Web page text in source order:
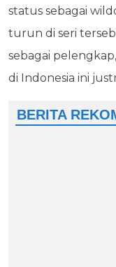
status sebagai
turun di seri
sebagai
di Indonesia ini